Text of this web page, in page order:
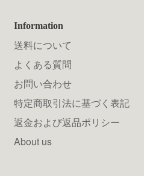
Information
送料について
よくある質問
お問い合わせ
特定商取引法に基づく表記
返金および返品ポリシー
About us